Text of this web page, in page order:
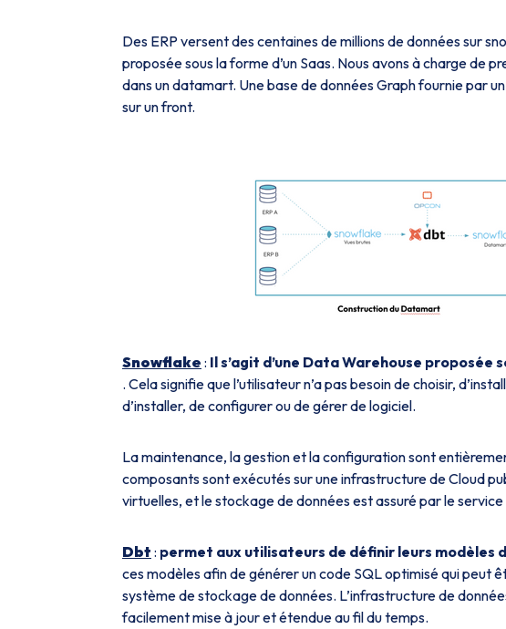
Des ERP versent des centaines de millions de données sur
proposée sous la forme d’un Saas. Nous avons à charge de
dans un datamart. Une base de données Graph fournie par
sur un front.
Snowflake : Il s’agit d’une Data Warehouse proposée
. Cela signifie que l’utilisateur n’a pas besoin de choisir,
d’installer, de configurer ou de gérer de logiciel.
La maintenance, la gestion et la configuration sont
composants sont exécutés sur une infrastructure de Cloud
virtuelles, et le stockage de données est assuré par le
Dbt : permet aux utilisateurs de définir leurs modèles
ces modèles afin de générer un code SQL optimisé qui peut
système de stockage de données. L’infrastructure de
facilement mise à jour et étendue au fil du temps.